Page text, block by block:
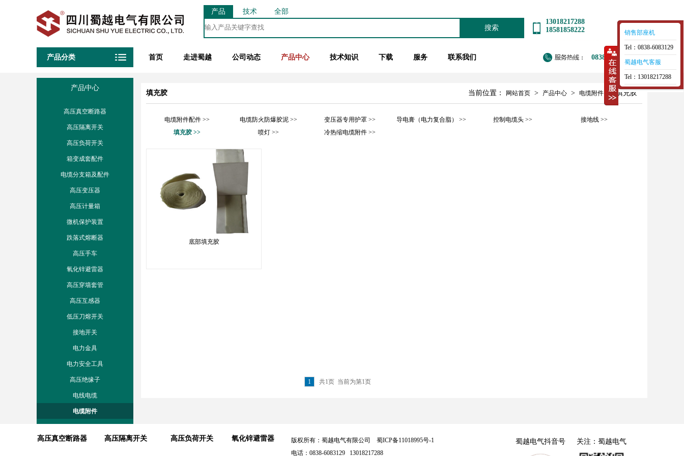
产品 技术 全部
搜索
13018217288
18581858222
产品分类 首页 走进蜀越 公司动态 产品中心 技术知识 下载 服务 联系我们 0838-6083129
产品中心
高压真空断路器
高压隔离开关
高压负荷开关
箱变成套配件
电缆分支箱及配件
高压变压器
高压计量箱
微机保护装置
跌落式熔断器
高压手车
氧化锌避雷器
高压穿墙套管
高压互感器
低压刀熔开关
接地开关
电力金具
电力安全工具
高压绝缘子
电线电缆
电缆附件
填充胶 当前位置： 网站首页 > 产品中心 > 电缆附件 > 填充胶
电缆附件配件 >> 电缆防火防爆胶泥 >> 变压器专用护罩 >> 导电膏（电力复合脂） >> 控制电缆头 >>
接地线 >>
填充胶 >>
喷灯 >> 冷热缩电缆附件 >>
底部填充胶
1 共1页 当前为第1页
高压真空断路器 高压隔离开关 高压负荷开关 氧化锌避雷器 版权所有：蜀越电气有限公司 蜀ICP备11018995号-1
电话：0838-6083129 13018217288
蜀越电气抖音号 关注：蜀越电气
销售部座机
Tel：0838-6083129
蜀越电气客服
Tel：13018217288